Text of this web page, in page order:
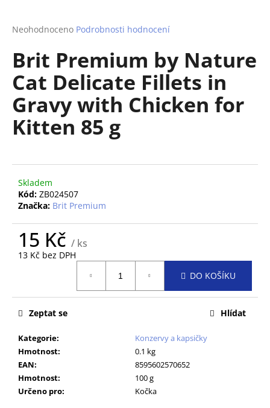
Průměrné
produktu
je
0,0
z
5
hvězdiček.
Neohodnoceno Podrobnosti hodnocení
Brit Premium by Nature
Cat Delicate Fillets in
Gravy with Chicken for
Kitten 85 g
Skladem
Kód: ZB024507
Značka: Brit Premium
15 Kč / ks
13 Kč bez DPH
DO KOŠÍKU
Kategorie:
Konzervy a kapsičky
Hmotnost:
0.1 kg
EAN:
8595602570652
Hmotnost:
100 g
Určeno pro: Kočka
Zeptat se Hlídat
j
t
?
HLEDAT
D
o
p
u
j
e
e
PODLOŽKA
60X90CM
MY